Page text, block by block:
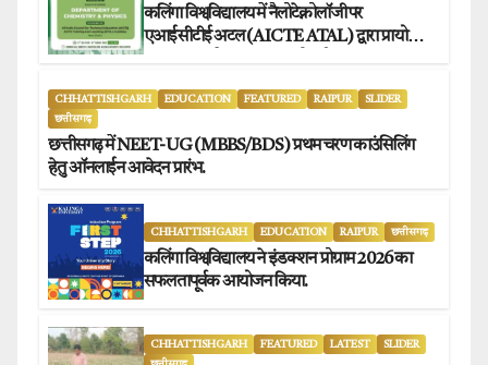
कलिंगा विश्वविद्यालय में नैलोटेक्नोलॉजी पर
एआईसीटीई अटल (AICTE ATAL) द्वारा प्रायोजित
CHHATTISHGARH EDUCATION FEATURED RAIPUR
SLIDER
छत्तीसगढ़
छत्तीसगढ़ में NEET-UG (MBBS/BDS) प्रथम चरण काउंसिलिंग
हेतु ऑनलाईन आवेदन प्रारंभ.
CHHATTISHGARH EDUCATION RAIPUR छत्तीसगढ़
कलिंगा विश्वविद्यालय ने इंडक्शन प्रोग्राम 2026 का
सफलतापूर्वक आयोजन किया.
CHHATTISHGARH FEATURED LATEST
SLIDER